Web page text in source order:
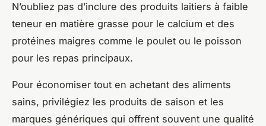
N’oubliez pas d’inclure des produits laitiers à faible
teneur en matière grasse pour le calcium et des
protéines maigres comme le poulet ou le poisson
pour les repas principaux.
Pour économiser tout en achetant des aliments
sains, privilégiez les produits de saison et les
marques génériques qui offrent souvent une qualité